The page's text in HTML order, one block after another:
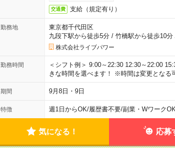
交通費 支給（規定有り）
勤務地
東京都千代田区
九段下駅から徒歩5分/ 竹橋駅から徒歩10分
株式会社ライブパワー
勤務時間
＜シフト例＞ 9:00～22:30 12:30～22:00
きな時間を選べます！ ※時間は変更となる
期間 9月8日・9日
特徴 週1日からOK/履歴書不要/副業・WワークOK
気になる！ 応募